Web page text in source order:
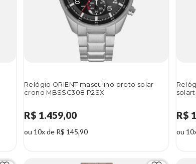
Relógio ORIENT masculino preto solar
crono MBSSC308 P2SX
R$ 1.459,00
ou 10x de R$ 145,90
R$
ou